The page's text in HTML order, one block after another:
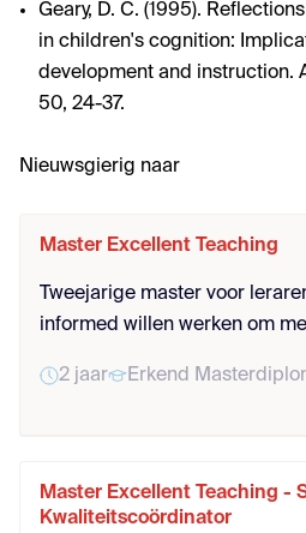
Geary, D. C. (1995).
in children's cognition:
development and instruction.
50, 24-37.
Nieuwsgierig naar
Master Excellent Teaching
Tweejarige master voor
informed willen werken om
de klas. Voor die leraar die
teacher leader in de school.
2 jaar Erkend
Master Excellent Teaching -
Kwaliteitscoördinator